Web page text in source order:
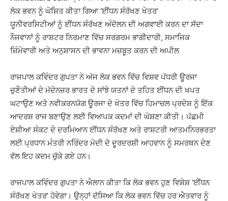
ਲੋਕ ਭਵਨ ਨੂੰ ਘੋਸ਼ਿਤ ਕੀਤਾ ਗਿਆ ‘ਈਂਧਨ ਸੰਰੱਖਣ ਖੇਤਰ’
ਯੂਨੀਵਰਸਿਟੀਆਂ ਨੂੰ ਈਂਧਨ ਸੰਰੱਖਣ ਅੰਦੋਲਨ ਦੀ ਅਗਵਾਈ ਕਰਨ ਦਾ ਸੱਦਾ
ਨੌਜਵਾਨਾਂ ਨੂੰ ਰਾਸ਼ਟਰ ਨਿਰਮਾਣ ਵਿੱਚ ਸਰਗਰਮ ਭਾਗੀਦਾਰੀ, ਸਮਾਜਿਕ
ਜ਼ਿੰਮੇਵਾਰੀ ਅਤੇ ਅਨੁਸ਼ਾਸਨ ਦੀ ਭਾਵਨਾ ਮਜ਼ਬੂਤ ਕਰਨ ਦੀ ਅਪੀਲ
ਰਾਜਪਾਲ ਕਵਿੰਦਰ ਗੁਪਤਾ ਨੇ ਅੱਜ ਲੋਕ ਭਵਨ ਵਿੱਚ ਵਿਸ਼ਵ ਪੱਧਰੀ ਊਰਜਾ
ਚੁਣੌਤੀਆਂ ਦੇ ਮੱਦੇਨਜ਼ਰ ਭਾਰਤ ਦੇ ਸਾਂਝੇ ਯਤਨਾਂ ਦੇ ਤਹਿਤ ਈਂਧਨ ਦੀ ਖਪਤ
ਘਟਾਉਣ ਅਤੇ ਨਵੀਕਰਨਯੋਗ ਊਰਜਾ ਦੇ ਖੇਤਰ ਵਿੱਚ ਹਿਮਾਚਲ ਪ੍ਰਦੇਸ਼ ਨੂੰ ਇੱਕ
ਆਦਰਸ਼ ਰਾਜ ਬਣਾਉਣ ਲਈ ਵਿਆਪਕ ਕਦਮਾਂ ਦੀ ਘੋਸ਼ਣਾ ਕੀਤੀ। ਪੱਛਮੀ
ਏਸ਼ੀਆ ਸੰਕਟ ਦੇ ਦਰਮਿਆਨ ਈਂਧਨ ਸੰਰੱਖਣ ਅਤੇ ਰਾਸ਼ਟਰੀ ਆਤਮਨਿਰਭਰਤਾ
ਲਈ ਪ੍ਰਧਾਨ ਮੰਤਰੀ ਨਰਿੰਦਰ ਮੋਦੀ ਦੇ ਦੂਰਦਰਸ਼ੀ ਆਹਵਾਨ ਨੂੰ ਸਮਰਥਨ ਦੇਣ
ਵੱਲ ਇਹ ਕਦਮ ਚੁੱਕੇ ਗਏ ਹਨ।
ਰਾਜਪਾਲ ਕਵਿੰਦਰ ਗੁਪਤਾ ਨੇ ਐਲਾਨ ਕੀਤਾ ਕਿ ਲੋਕ ਭਵਨ ਹੁਣ ਵਿਸ਼ੇਸ਼ ‘ਈਂਧਨ
ਸੰਰੱਖਣ ਖੇਤਰ’ ਹੋਵੇਗਾ। ਉਨ੍ਹਾਂ ਦੱਸਿਆ ਕਿ ਲੋਕ ਭਵਨ ਵਿੱਚ ਹਰ ਐਤਵਾਰ ਨੂੰ